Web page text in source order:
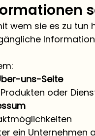
wem sie es zu tun
uns-Seite
oder
ein Unternehmen